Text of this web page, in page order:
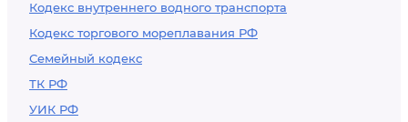
Кодекс внутреннего водного транспорта
Кодекс торгового мореплавания РФ
Семейный кодекс
ТК РФ
УИК РФ